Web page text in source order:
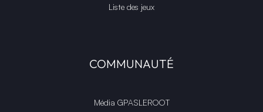
Liste des jeux
COMMUNAUTÉ
Média GPASLEROOT